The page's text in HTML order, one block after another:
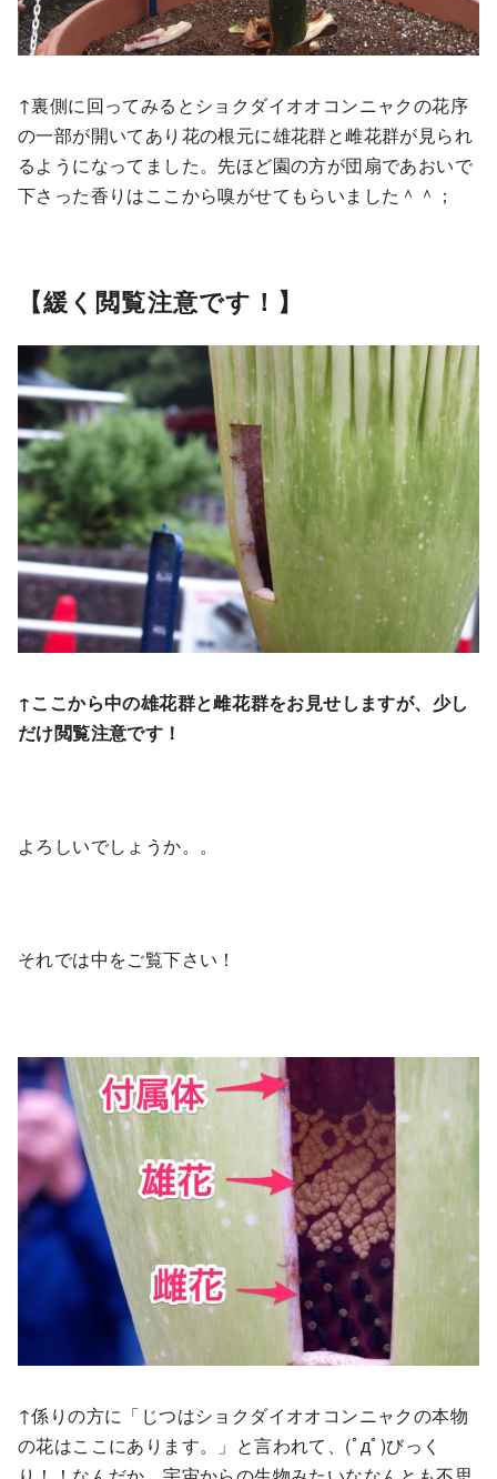
↑裏側に回ってみるとショクダイオオコンニャクの花序
の一部が開いてあり花の根元に雄花群と雌花群が見られ
るようになってました。先ほど園の方が団扇であおいで
下さった香りはここから嗅がせてもらいました＾＾；
【緩く閲覧注意です！】
↑ここから中の雄花群と雌花群をお見せしますが、少し
だけ閲覧注意です！
よろしいでしょうか。。
それでは中をご覧下さい！
↑係りの方に「じつはショクダイオオコンニャクの本物
の花はここにあります。」と言われて、(ﾟдﾟ)びっく